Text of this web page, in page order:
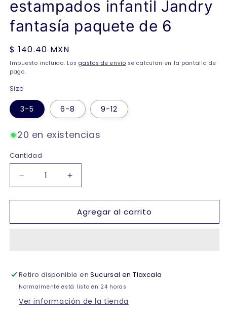
estampados infantil Jandry
fantasía paquete de 6
Precio
habitual
$ 140.40 MXN
Impuesto incluido. Losgastos de envío se calculan en la pantalla de
pago.
Size
3-5 6-8 9-12
20 en existencias
Cantidad
Reducir
cantidad
para
de
fantasía
paquete
de
6
Aumentar
cantidad
para
Calcetines
de
fantasía
paquete
de
6
Agregar al carrito
Retiro disponible enSucursal en Tlaxcala
Normalmente está listo en 24 horas
Ver información de la tienda